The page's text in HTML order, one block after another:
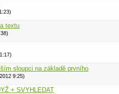
textu
sloupci na základě prvního
9:25)
+ SVYHLEDAT